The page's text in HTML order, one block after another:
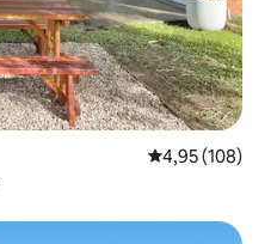
4,95 de uma
4,95 (108)